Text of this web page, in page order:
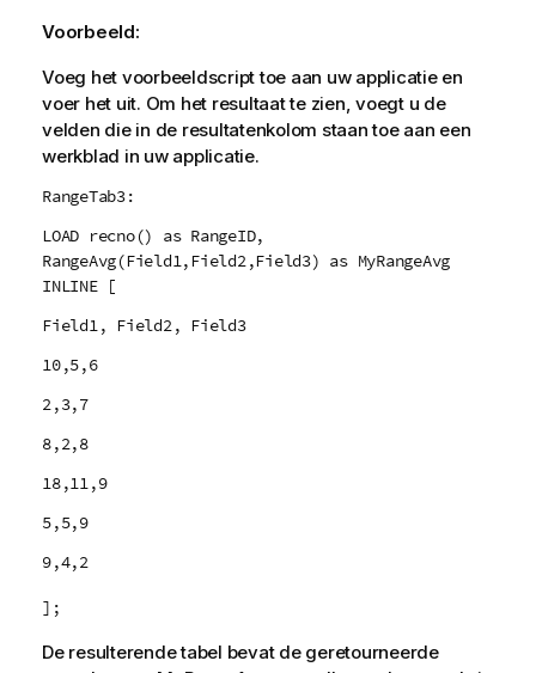
Voorbeeld:
Voeg het voorbeeldscript toe aan uw applicatie en
voer het uit. Om het resultaat te zien, voegt u de
velden die in de resultatenkolom staan toe aan een
werkblad in uw applicatie.
RangeTab3:
LOAD recno() as RangeID,
RangeAvg(Field1,Field2,Field3) as MyRangeAvg
INLINE [
Field1, Field2, Field3
10,5,6
2,3,7
8,2,8
18,11,9
5,5,9
9,4,2
];
De resulterende tabel bevat de geretourneerde